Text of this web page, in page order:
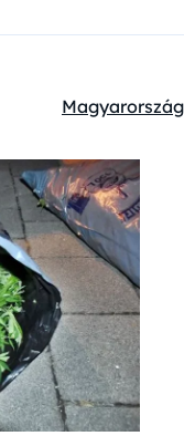
Kategóriák:
Magyarország